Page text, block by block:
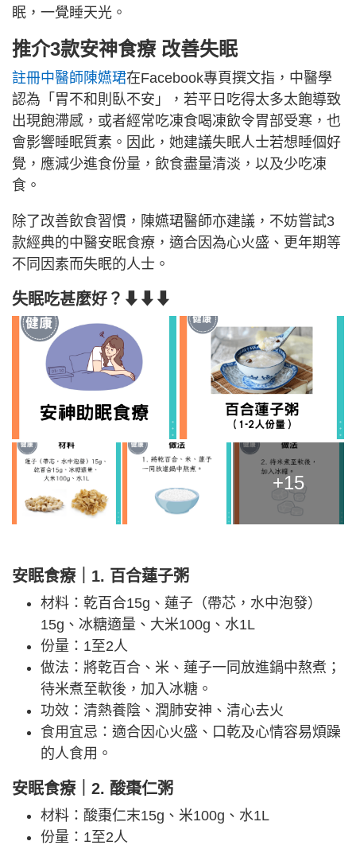
眠，一覺睡天光。
推介3款安神食療 改善失眠
註冊中醫師陳嬿珺在Facebook專頁撰文指，中醫學
認為「胃不和則臥不安」，若平日吃得太多太飽導致
出現飽滯感，或者經常吃凍食喝凍飲令胃部受寒，也
會影響睡眠質素。因此，她建議失眠人士若想睡個好
覺，應減少進食份量，飲食盡量清淡，以及少吃凍
食。
除了改善飲食習慣，陳嬿珺醫師亦建議，不妨嘗試3
款經典的中醫安眠食療，適合因為心火盛、更年期等
不同因素而失眠的人士。
失眠吃甚麼好？⬇⬇⬇
+15
安眠食療｜1. 百合蓮子粥
材料：乾百合15g、蓮子（帶芯，水中泡發）
15g、冰糖適量、大米100g、水1L
份量：1至2人
做法：將乾百合、米、蓮子一同放進鍋中熬煮；
待米煮至軟後，加入冰糖。
功效：清熱養陰、潤肺安神、清心去火
食用宜忌：適合因心火盛、口乾及心情容易煩躁
的人食用。
安眠食療｜2. 酸棗仁粥
材料：酸棗仁末15g、米100g、水1L
份量：1至2人